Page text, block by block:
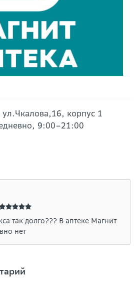
ул.Чкалова,16, корпус 1
9:00–21:00
так долго??? В аптеке Магнит
нет